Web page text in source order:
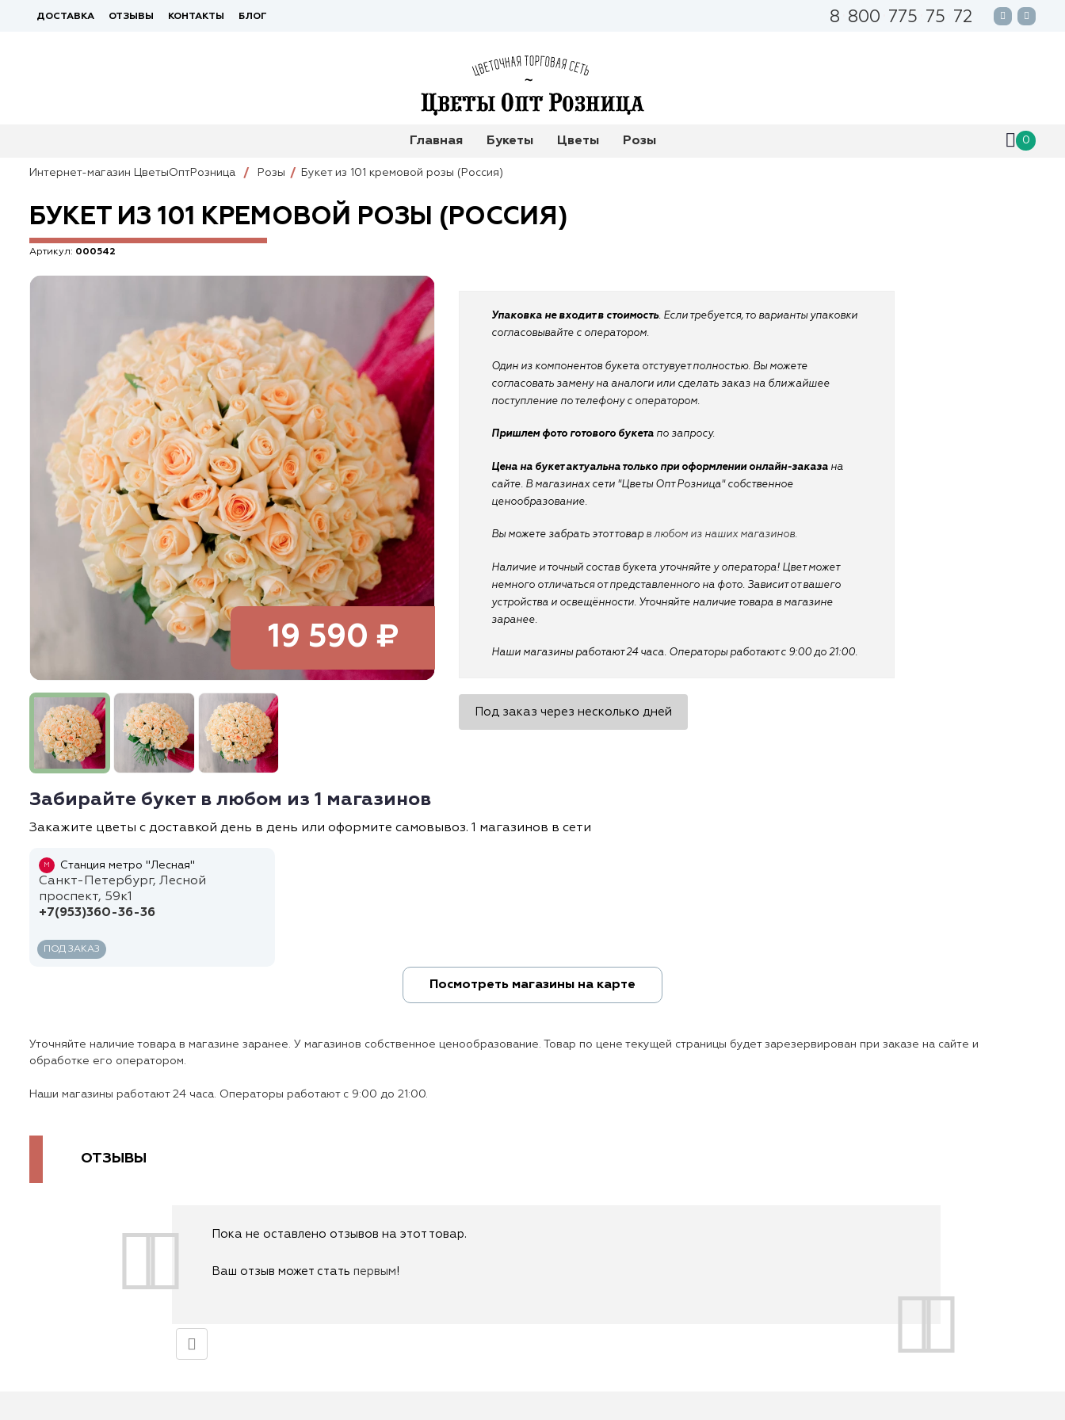
ДОСТАВКА ОТЗЫВЫ КОНТАКТЫ БЛОГ 8 800 775 75 72
Главная Букеты Цветы Розы 0
Интернет-магазин ЦветыОптРозница Розы Букет из 101 кремовой розы (Россия)
БУКЕТ ИЗ 101 КРЕМОВОЙ РОЗЫ (РОССИЯ)
Артикул: 000542
19 590 ₽
Упаковка не входит в стоимость. Если требуется, то варианты упаковки
согласовывайте с оператором.
Один из компонентов букета отстувует полностью. Вы можете
согласовать замену на аналоги или сделать заказ на ближайшее
поступление по телефону с оператором.
Пришлем фото готового букета по запросу.
Цена на букет актуальна только при оформлении онлайн-заказа на
сайте. В магазинах сети "Цветы Опт Розница" собственное
ценообразование.
Вы можете забрать этот товар в любом из наших магазинов.
Наличие и точный состав букета уточняйте у оператора! Цвет может
немного отличаться от представленного на фото. Зависит от вашего
устройства и освещённости. Уточняйте наличие товара в магазине
заранее.
Наши магазины работают 24 часа. Операторы работают с 9:00 до 21:00.
Под заказ через несколько дней
Забирайте букет в любом из 1 магазинов
Закажите цветы с доставкой день в день или оформите самовывоз. 1 магазинов в сети
М Станция метро "Лесная"
Санкт-Петербург, Лесной
проспект, 59к1
+7(953)360-36-36
ПОД ЗАКАЗ
Посмотреть магазины на карте
Уточняйте наличие товара в магазине заранее. У магазинов собственное ценообразование. Товар по цене текущей страницы будет зарезервирован при заказе на сайте и
обработке его оператором.
Наши магазины работают 24 часа. Операторы работают с 9:00 до 21:00.
ОТЗЫВЫ
Пока не оставлено отзывов на этот товар.
Ваш отзыв может стать первым!